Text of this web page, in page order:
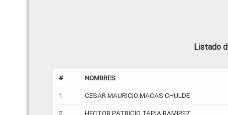
Listado
# NOMBRES
1 CESAR MAURICIO MACAS CHULDE
2 HECTOR PATRICIO TAPIA RAMIREZ